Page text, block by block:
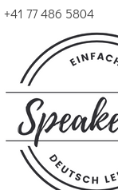
+41 77 486 5804